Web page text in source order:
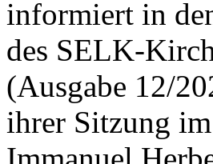
informiert in
des SELK-
(Ausgabe 12/
ihrer Sitzung